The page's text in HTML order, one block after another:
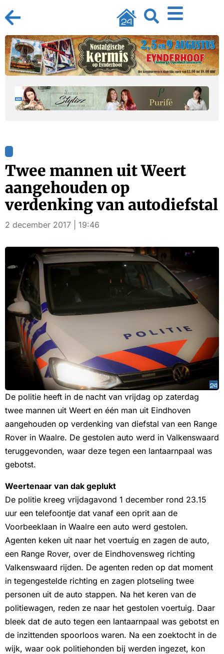
Twee mannen uit Weert
aangehouden op
verdenking van autodiefstal
2 december 2017 | 19:46
De politie heeft in de nacht van vrijdag op zaterdag
twee mannen uit Weert en één man uit Eindhoven
aangehouden op verdenking van diefstal van een Range
Rover in Waalre. De gestolen auto werd in Valkenswaard
teruggevonden, waar deze tegen een lantaarnpaal was
gebotst.
Weertenaar van dak geplukt
De politie kreeg vrijdagavond 1 december rond 23.15
uur een telefoontje dat vanaf een oprit aan de
Voorbeeklaan in Waalre een auto werd gestolen.
Agenten keken uit naar het voertuig en zagen de auto,
een Range Rover, over de Eindhovensweg richting
Valkenswaard rijden. De agenten reden op dat moment
in tegengestelde richting en zagen plotseling twee
personen uit de auto stappen. Na het keren van de
politiewagen, reden ze naar het gestolen voertuig. Daar
bleek dat de auto tegen een lantaarnpaal was gebotst en
de inzittenden spoorloos waren. Na een zoektocht in de
wijk, waar ook politiehonden bij werden ingezet, kon